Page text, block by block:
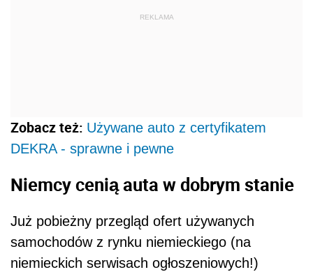
REKLAMA
Zobacz też: Używane auto z certyfikatem
DEKRA - sprawne i pewne
Niemcy cenią auta w dobrym stanie
Już pobieżny przegląd ofert używanych
samochodów z rynku niemieckiego (na
niemieckich serwisach ogłoszeniowych!)